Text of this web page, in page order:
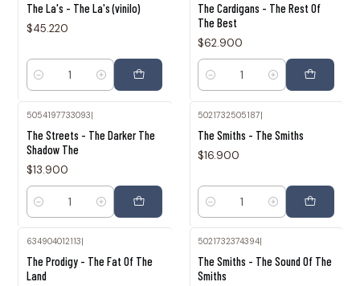
The La's - The La's (vinilo)
$45.220
Cantidad
The Cardigans - The Rest Of
The Best
$62.900
Cantidad
5054197733093|
The Streets - The Darker The
Shadow The
$13.900
Cantidad
5021732505187|
The Smiths - The Smiths
$16.900
Cantidad
634904012113
The Prodigy - The Fat Of The
Land
5021732374394
The Smiths - The Sound Of The
Smiths